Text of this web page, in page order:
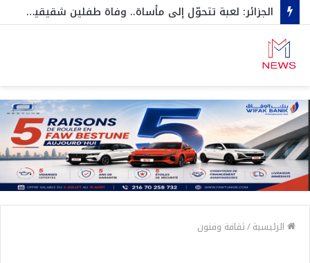
الجزائر: لعبة تتحوّل إلى مأساة.. وفاة طفلين شقيقين اختناقا داخل صندوق سيارة…وهكذا نجاح الثالث بأعجوبة
الرئيسية/ثقافة وفنون